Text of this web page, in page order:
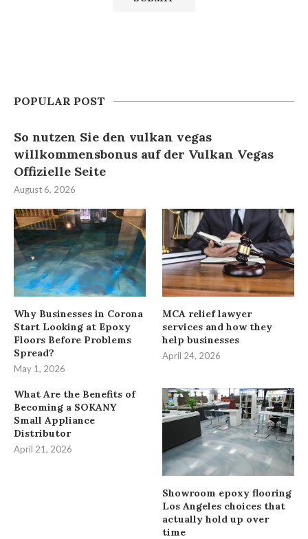
POPULAR POST
So nutzen Sie den vulkan vegas
willkommensbonus auf der Vulkan Vegas
Offizielle Seite
August 6, 2026
Why Businesses in Corona
Start Looking at Epoxy
Floors Before Problems
Spread?
May 1, 2026
MCA relief lawyer
services and how they
help businesses
April 24, 2026
What Are the Benefits of
Becoming a SOKANY
Small Appliance
Distributor
April 21, 2026
Showroom epoxy flooring
Los Angeles choices that
actually hold up over
time